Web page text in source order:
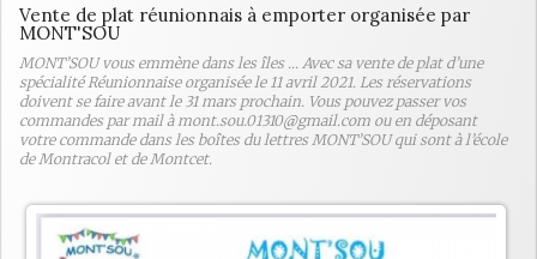
Vente de plat réunionnais à emporter organisée par
MONT'SOU
MONT’SOU vous emmène dans les îles ... Avec sa vente de plat d’une
spécialité Réunionnaise organisée le 11 avril 2021. Les réservations
doivent se faire avant le 31 mars prochain. Vous pouvez passer vos
commandes par mail à mont.sou.01310@gmail.com ou en déposant
votre commande dans les boîtes du lettres MONT’SOU qui sont à l’école
de Montracol et de Montcet.